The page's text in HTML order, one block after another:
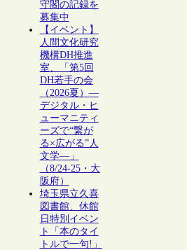
守閣の記録を
募集中
【イベント】
人間文化研究
機構DH推進
室、「第5回
DH若手の会
（2026夏）―
デジタル・ヒ
ューマニティ
ーズで“繋が
る×広がる”人
文学―」
（8/24-25・大
阪府）
埼玉県立久喜
図書館、休館
日特別イベン
ト「本のタイ
トルで一句!」